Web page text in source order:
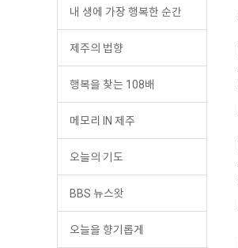
내 생에 가장 행복한 순간
제주의 법향
행복을 찾는 108배
메모리 IN 제주
오늘의 기도
BBS 뉴스왓
오늘을 향기롭게